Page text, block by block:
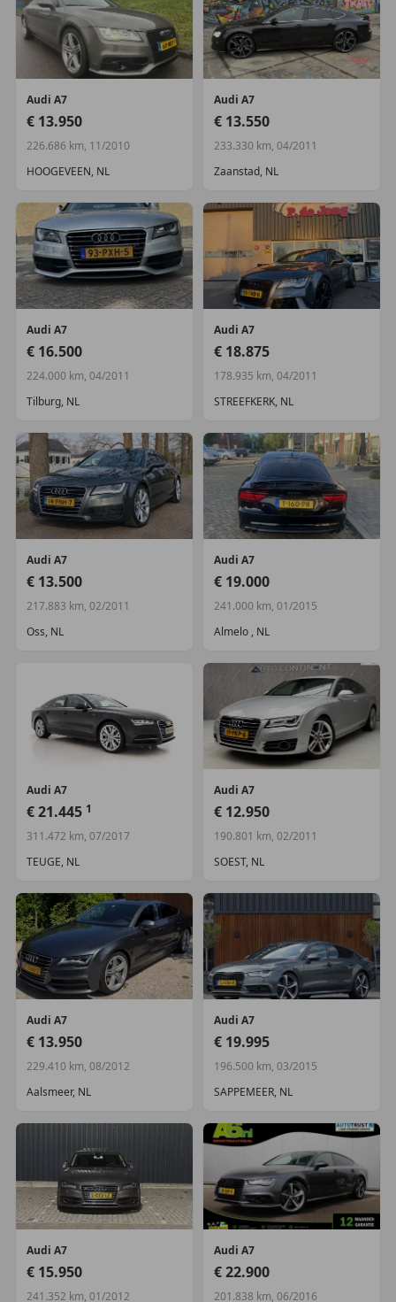
Audi A7
€ 13.950
226.686 km, 11/2010
HOOGEVEEN, NL
Audi A7
€ 13.550
233.330 km, 04/2011
Zaanstad, NL
Audi A7
€ 16.500
224.000 km, 04/2011
Tilburg, NL
Audi A7
€ 18.875
178.935 km, 04/2011
STREEFKERK, NL
Audi A7
€ 13.500
217.883 km, 02/2011
Oss, NL
Audi A7
€ 19.000
241.000 km, 01/2015
Almelo , NL
Audi A7
€ 21.445 1
311.472 km, 07/2017
TEUGE, NL
Audi A7
€ 12.950
190.801 km, 02/2011
SOEST, NL
Audi A7
€ 13.950
229.410 km, 08/2012
Aalsmeer, NL
Audi A7
€ 19.995
196.500 km, 03/2015
SAPPEMEER, NL
Audi A7
€ 15.950
241.352 km, 01/2012
Audi A7
€ 22.900
201.838 km, 06/2016